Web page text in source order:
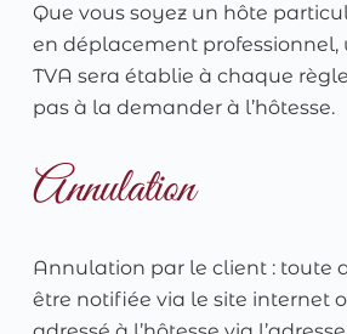
Que vous soyez un hôte
en déplacement professionnel,
TVA sera établie à chaque
pas à la demander à l’hôtesse.
Annulation
Annulation par le client : toute
être notifiée via le site internet